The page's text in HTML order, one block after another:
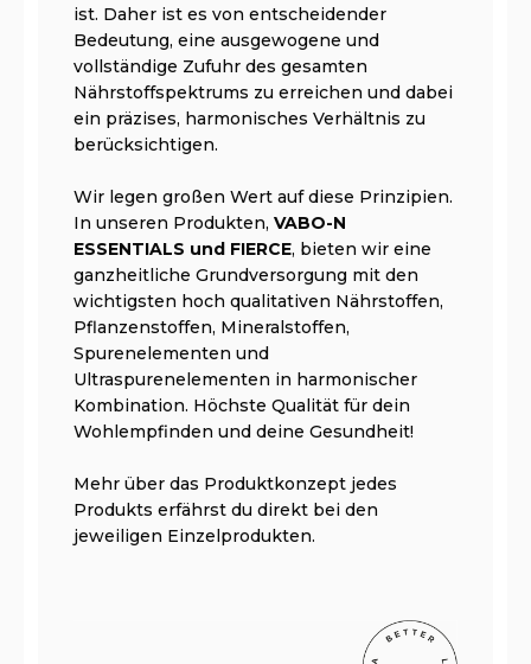
ist. Daher ist es von entscheidender
Bedeutung, eine ausgewogene und
vollständige Zufuhr des gesamten
Nährstoffspektrums zu erreichen und dabei
ein präzises, harmonisches Verhältnis zu
berücksichtigen.
Wir legen großen Wert auf diese Prinzipien.
In unseren Produkten, VABO-N
ESSENTIALS und FIERCE, bieten wir eine
ganzheitliche Grundversorgung mit den
wichtigsten hoch qualitativen Nährstoffen,
Pflanzenstoffen, Mineralstoffen,
Spurenelementen und
Ultraspurenelementen in harmonischer
Kombination. Höchste Qualität für dein
Wohlempfinden und deine Gesundheit!
Mehr über das Produktkonzept jedes
Produkts erfährst du direkt bei den
jeweiligen Einzelprodukten.